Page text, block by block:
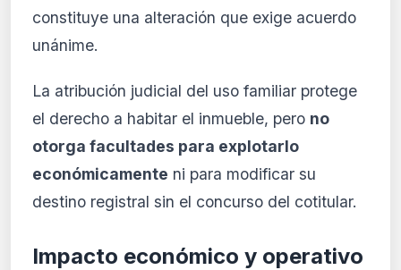
constituye una alteración que exige acuerdo
unánime.
La atribución judicial del uso familiar protege
el derecho a habitar el inmueble, pero no
otorga facultades para explotarlo
económicamente ni para modificar su
destino registral sin el concurso del cotitular.
Impacto económico y operativo